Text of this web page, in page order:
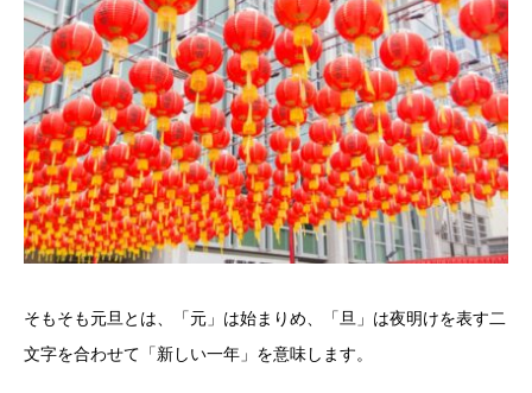
そもそも元旦とは、「元」は始まりめ、「旦」は夜明けを表す二
文字を合わせて「新しい一年」を意味します。